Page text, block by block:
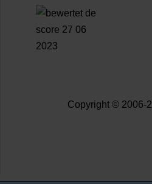
Copyright © 2006-